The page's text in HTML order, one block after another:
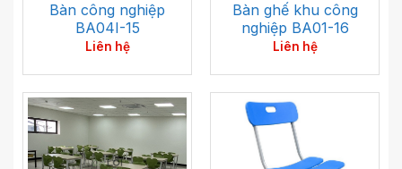
Bàn công nghiệp
BA04I-15
Liên hệ
Bàn ghế khu công
nghiệp BA01-16
Liên hệ